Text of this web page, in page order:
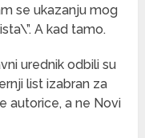
se ukazanju mog
A kad tamo.
urednik odbili su
list izabran za
autorice, a ne Novi